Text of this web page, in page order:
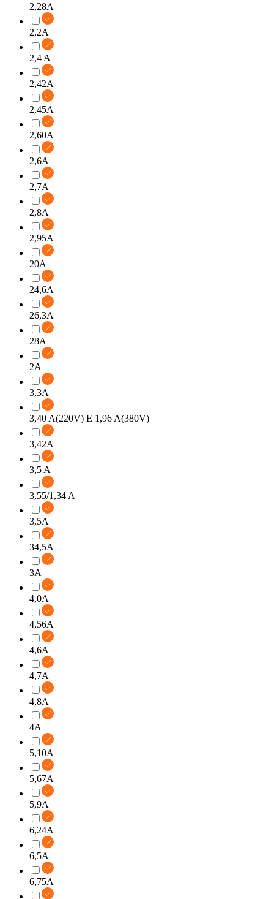
2,28A
2,2A
2,4 A
2,42A
2,45A
2,60A
2,6A
2,7A
2,8A
2,95A
20A
24,6A
26,3A
28A
2A
3,3A
3,40 A(220V) E 1,96 A(380V)
3,42A
3,5 A
3,55/1,34 A
3,5A
34,5A
3A
4,0A
4,56A
4,6A
4,7A
4,8A
4A
5,10A
5,67A
5,9A
6,24A
6,5A
6,75A